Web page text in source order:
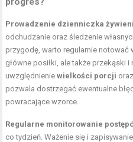
Prowadzenie dzienniczka
odchudzanie oraz śledzenie
przygodę, warto regularnie
główne posiłki, ale także przekąski
uwzględnieniewielkości porcji oraz
pozwala dostrzegać ewentualne
powracające wzorce.
Regularne monitorowanie
co tydzień. Ważenie się i